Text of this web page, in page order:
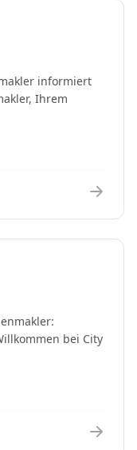
informiert
Ihrem
bei City